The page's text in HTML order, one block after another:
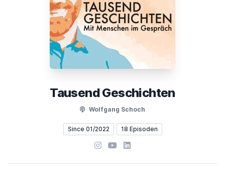
Tausend Geschichten
Wolfgang Schoch
Since 01/2022 18 Episoden
Instagram
YouTubeLinkedIn